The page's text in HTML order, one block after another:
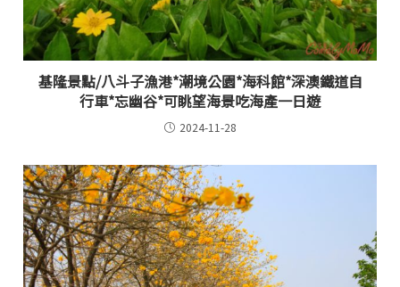
基隆景點/八斗子漁港*潮境公園*海科館*深澳鐵道自
行車*忘幽谷*可眺望海景吃海產一日遊
2024-11-28